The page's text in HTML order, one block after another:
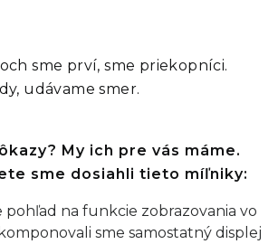
sme prví, sme priekopníci.
udávame smer.
My ich pre vás máme.
sme dosiahli tieto míľniky:
pohľad na funkcie zobrazovania vo
sme samostatný displej